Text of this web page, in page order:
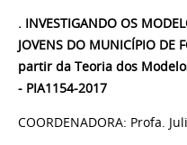
. INVESTIGANDO OS
JOVENS DO MUNICÍPIO DE
partir da Teoria dos
- PIA1154-2017
COORDENADORA: Profa.